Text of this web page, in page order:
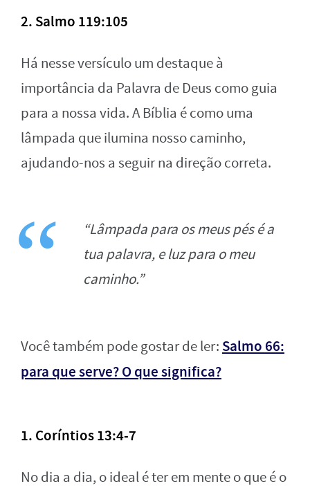
2. Salmo 119:105
Há nesse versículo um destaque à
importância da Palavra de Deus como guia
para a nossa vida. A Bíblia é como uma
lâmpada que ilumina nosso caminho,
ajudando-nos a seguir na direção correta.
“Lâmpada para os meus pés é a
tua palavra, e luz para o meu
caminho.”
Você também pode gostar de ler: Salmo 66:
para que serve? O que significa?
1. Coríntios 13:4-7
No dia a dia, o ideal é ter em mente o que é o